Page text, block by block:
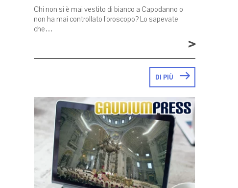
Chi non si è mai vestito di bianco a Capodanno o
non ha mai controllato l’oroscopo? Lo sapevate
che…
>
DI PIÙ